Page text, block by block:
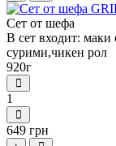
Сет от шефа
В сет входит: маки
сурими,чикен рол
920г
1
649 грн